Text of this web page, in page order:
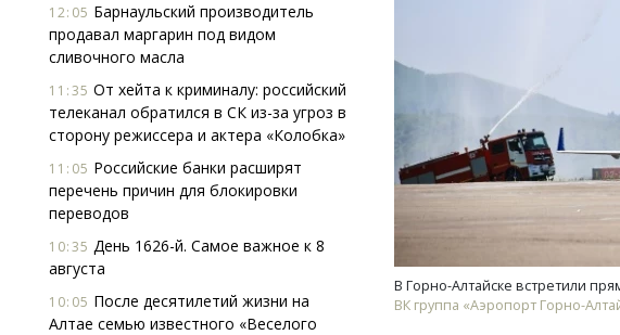
12:05 Барнаульский производитель
продавал маргарин под видом
сливочного масла
11:35 От хейта к криминалу: российский
телеканал обратился в СК из-за угроз в
сторону режиссера и актера «Колобка»
11:05 Российские банки расширят
перечень причин для блокировки
переводов
10:35 День 1626-й. Самое важное к 8
августа
10:05 После десятилетий жизни на
Алтае семью известного «Веселого
В Горно-Алтайске встретили
ВК группа «Аэропорт Горно-
Архитектурный код начинается с
земли. Мощение крупноформатными
плитами становится новым
стандартом благоустройства
СТРОИТЕЛЬСТВО
Ищем новые берега.
«Жилищной
Гатилов — о том, как
оставаться на плаву,
штормит
СТРОИТЕЛЬСТВО